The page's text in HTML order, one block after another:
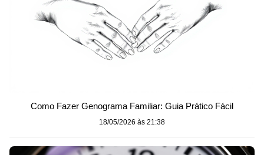
Como Fazer Genograma Familiar: Guia Prático Fácil
18/05/2026 às 21:38